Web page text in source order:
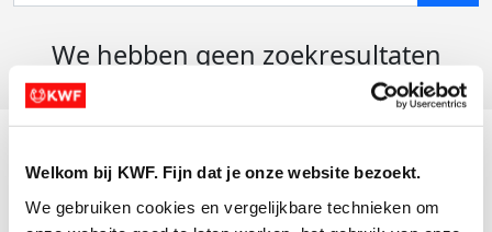
Welkom bij KWF. Fijn dat je onze website bezoekt.
We gebruiken cookies en vergelijkbare technieken om
We hebben geen zoekresultaten
Actiematerialen
Evenementen